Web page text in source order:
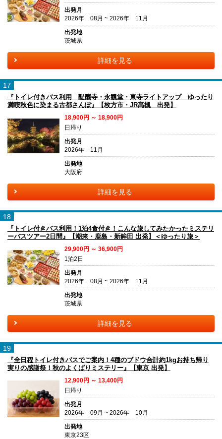
出発月
2026年 08月 ~ 2026年 11月
出発地
茨城県
詳細を見る
17
『トイレ付きバス利用 醍醐寺・永観堂・東寺ライトアップ ゆったり
満喫秋色に染まる古都さんぽ』【枚方市・JR高槻 出発】
18,900円 ～ 18,900円
日帰り
出発月
2026年 11月
出発地
大阪府
詳細を見る
18
『トイレ付きバス利用！1泊4食付き！こんな旅してみたかったミステリ
ーバスツアー2日間』【潮来・鹿島・新鉾田 出発】＜ゆったり旅＞
29,900円 ～ 36,900円
1泊2日
出発月
2026年 08月 ~ 2026年 11月
出発地
茨城県
詳細を見る
19
『全日程トイレ付きバスでご案内！4種のブドウ合計約1kgお持ち帰り
実りの感謝祭！秋のよくばりミステリー』【東京 出発】
12,900円 ～ 13,400円
日帰り
出発月
2026年 09月 ~ 2026年 10月
出発地
東京23区